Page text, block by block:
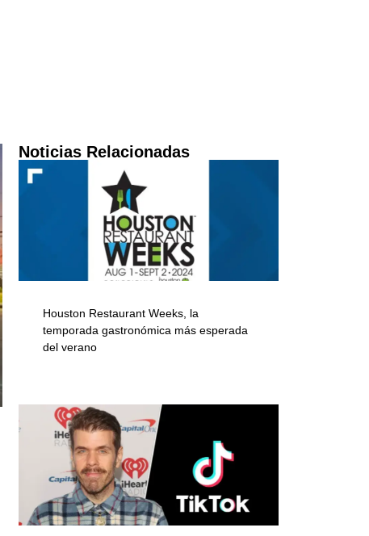
Noticias Relacionadas
Houston Restaurant Weeks, la
temporada gastronómica más esperada
del verano